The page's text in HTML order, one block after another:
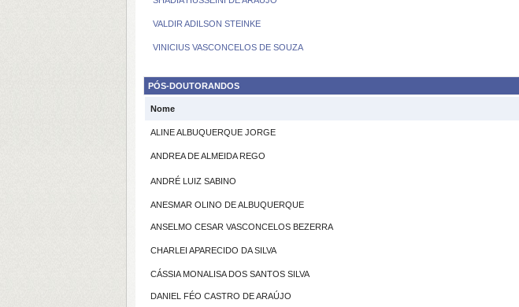
VALDIR ADILSON STEINKE
VINICIUS VASCONCELOS DE SOUZA
PÓS-DOUTORANDOS
Nome
ALINE ALBUQUERQUE JORGE
ANDREA DE ALMEIDA REGO
ANDRÉ LUIZ SABINO
ANESMAR OLINO DE ALBUQUERQUE
ANSELMO CESAR VASCONCELOS BEZERRA
CHARLEI APARECIDO DA SILVA
CÁSSIA MONALISA DOS SANTOS SILVA
DANIEL FÉO CASTRO DE ARAÚJO